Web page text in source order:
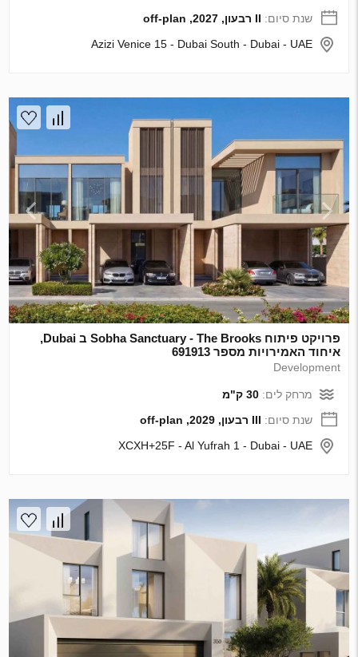
שנת סיום: II רבעון, 2027, off-plan
Azizi Venice 15 - Dubai South - Dubai - UAE
פרויקט פיתוח Sobha Sanctuary - The Brooks ב Dubai,
איחוד האמירויות מספר 691913
Development
מרחק לים:30 ק"מ
שנת סיום: III רבעון, 2029, off-plan
XCXH+25F - Al Yufrah 1 - Dubai - UAE